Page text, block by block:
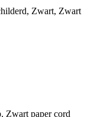
Zwart, Zwart
Zwart paper cord